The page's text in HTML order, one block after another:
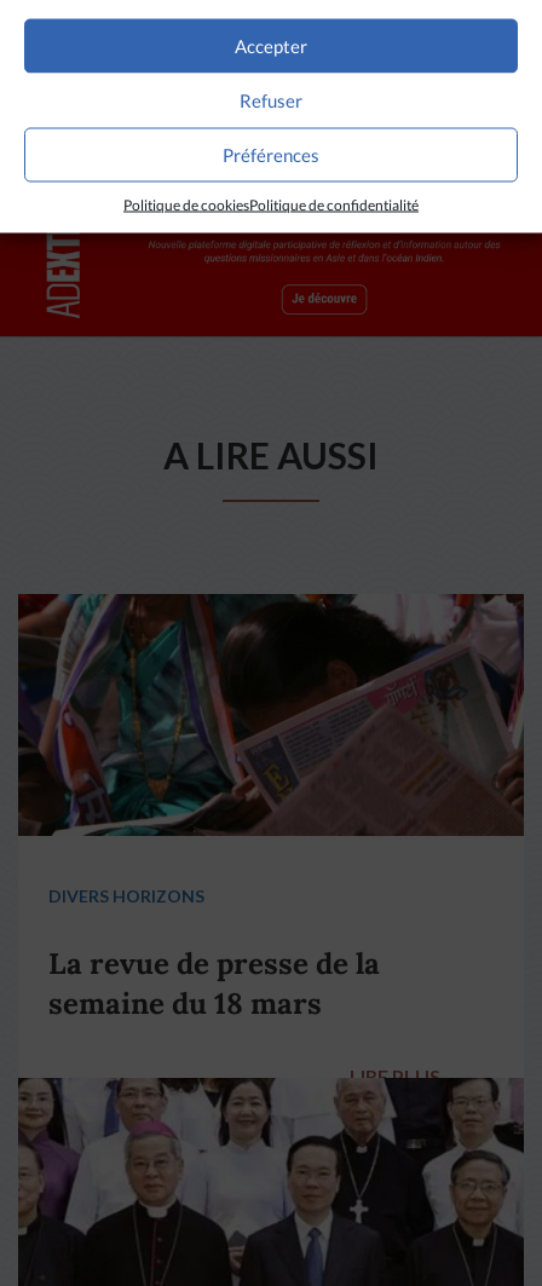
Accepter
Refuser
Préférences
Politique de cookiesPolitique de confidentialité
Ateneo de Manila University
A LIRE AUSSI
DIVERS HORIZONS
La revue de presse de la
semaine du 18 mars
LIRE PLUS →